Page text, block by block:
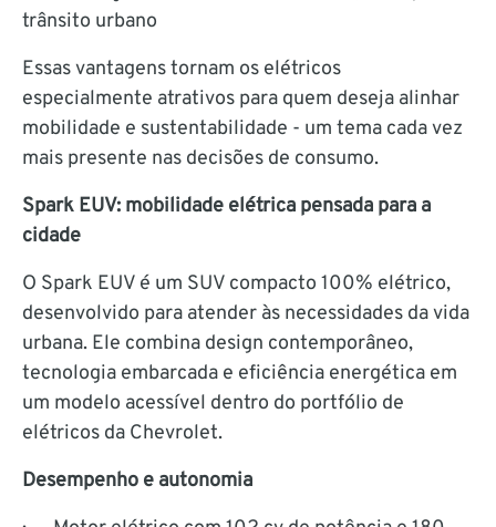
trânsito urbano
Essas vantagens tornam os elétricos
especialmente atrativos para quem deseja alinhar
mobilidade e sustentabilidade - um tema cada vez
mais presente nas decisões de consumo.
Spark EUV: mobilidade elétrica pensada para a
cidade
O Spark EUV é um SUV compacto 100% elétrico,
desenvolvido para atender às necessidades da vida
urbana. Ele combina design contemporâneo,
tecnologia embarcada e eficiência energética em
um modelo acessível dentro do portfólio de
elétricos da Chevrolet.
Desempenho e autonomia